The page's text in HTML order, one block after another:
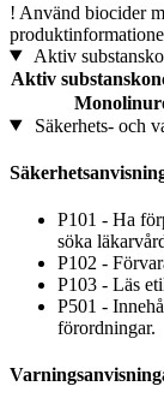
! Använd biocider
Aktiv
Aktiv
Säkerhets- och
P101 - Ha
söka
P102 -
P103 - Läs
P501 -
förordningar.